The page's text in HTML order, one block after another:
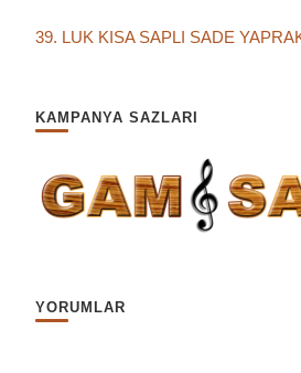
39. LUK KISA SAPLI SADE
KAMPANYA SAZLARI
YORUMLAR